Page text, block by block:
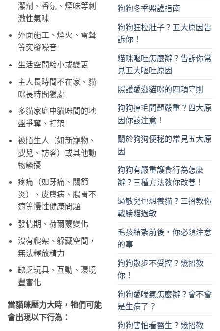
潔劑、香氛、煙味等刺
激性氣味
外面施工、煙火、雷聲
等突發噪音
生活空間縮小或變更
主人長時間不在家、貓
咪長時間獨處
多貓家庭中貓咪間的地
盤爭奪、打架
被陌生人（如新寵物、
嬰兒、訪客）或其他動
物騷擾
疼痛（如牙痛、關節
炎）、皮膚病、腸胃不
適等慢性健康問題
發情期、荷爾蒙變化
沒有爬架、躲藏空間，
無法釋放精力
缺乏玩具、互動、環境
豐富化
當貓咪壓力大時，牠們可能
會出現以下行為：
狗狗冬季照護指南
狗狗狂拉肚子？五大原因告
訴你！
貓咪嘔吐怎麼辦？告訴你常
見五大嘔吐原因
照護愛滋貓咪的四項守則
狗狗掉毛問題嚴重？四大原
因你該注意！
關於狗狗便秘的常見五大原
因
狗狗有嚴重護食行為怎麼
辦？三種方法教你改善！
過敏兒也想養貓？三招教你
戰勝貓過敏
毛孩結紮前後，你必須注意
的事
狗狗散步不受控？幾招教
你！
狗狗愛喘氣怎麼辦？會不會
是生病了？
狗狗害怕看醫生？幾招教